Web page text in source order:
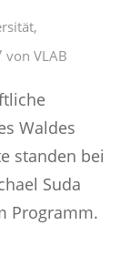
,
von VLAB
Waldes
standen bei
Suda
Programm.